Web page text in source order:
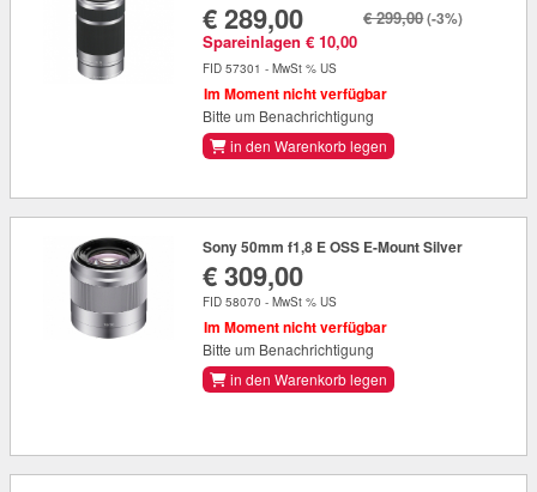
€ 289,00
Spareinlagen € 10,00
€ 299,00(-3%)
FID 57301 - MwSt % US
Im Moment nicht verfügbar
Bitte um Benachrichtigung
in den Warenkorb legen
Sony 50mm f1,8 E OSS E-Mount Silver
€ 309,00
FID 58070 - MwSt % US
Im Moment nicht verfügbar
Bitte um Benachrichtigung
in den Warenkorb legen